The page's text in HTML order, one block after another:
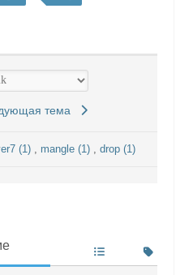
тема
(1) mangle (1) drop (1)